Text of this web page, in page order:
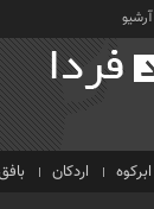
آرشیو
ابرکوه اردکان